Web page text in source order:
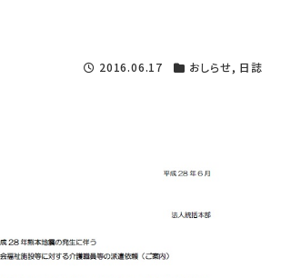
2016.06.17 おしらせ, 日誌